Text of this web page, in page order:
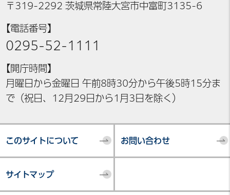
〒319-2292 茨城県常陸大宮市中富町3135-6
【電話番号】
0295-52-1111
【開庁時間】
月曜日から金曜日 午前8時30分から午後5時15分ま
で（祝日、12月29日から1月3日を除く）
このサイトについて お問い合わせ
サイトマップ